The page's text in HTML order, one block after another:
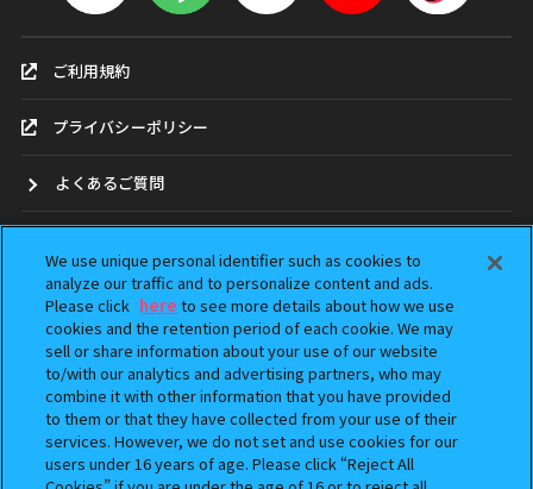
ご利用規約
プライバシーポリシー
よくあるご質問
ガシャポンどこ？
アンケート
ウェブアクセシビリティ方針
Do Not Sell or Share My Personal Information
We use unique personal identifier such as cookies to
analyze our traffic and to personalize content and ads.
Please click here to see more details about how we use
cookies and the retention period of each cookie. We may
sell or share information about your use of our website
to/with our analytics and advertising partners, who may
combine it with other information that you have provided
to them or that they have collected from your use of their
services. However, we do not set and use cookies for our
users under 16 years of age. Please click “Reject All